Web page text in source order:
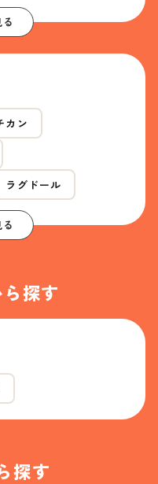
カン
ラグドール
探す
探す